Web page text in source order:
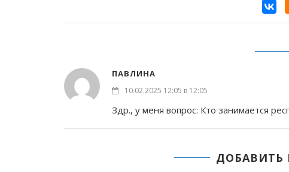
ПАВЛИНА
10.02.2025 12:05 в 12:05
Здр., у меня вопрос: Кто занимается
ДОБАВИТЬ